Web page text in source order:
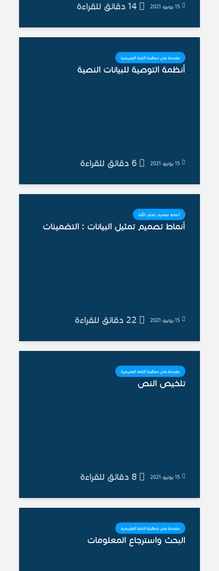
15 يونيو، 2021 14 دقائق للقراءة
مقدمة في معالجة اللغة الطبيعية
أنظمة التوصية للبيانات النصية
15 يونيو، 2021 6 دقائق للقراءة
أنماط تصميم تعلم الألة
أنماط تصميم تمثيل البيانات : التضمينات
15 يونيو، 2021 22 دقائق للقراءة
مقدمة في معالجة اللغة الطبيعية
تلخيص النص
15 يونيو، 2021 8 دقائق للقراءة
مقدمة في معالجة اللغة الطبيعية
البحث واسترجاع المعلومات